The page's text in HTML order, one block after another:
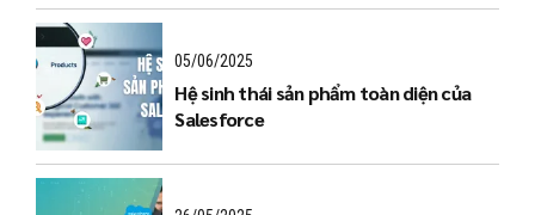
05/06/2025
Hệ sinh thái sản phẩm toàn diện của
Salesforce